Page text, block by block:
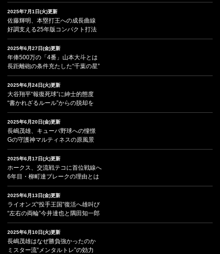
2025年7月1日(火)更新
佐藤輝明、本塁打王への成長曲線
好調支える25年版コンパクト打法
2025年6月27日(金)更新
年俸500万の「4番」山本大斗とは
長距離砲の条件充たした“千葉の星”
2025年6月24日(火)更新
大谷翔平“報復死球”に紳士的態度
“書かれざるルール”からの脱却を
2025年6月20日(金)更新
長嶋茂雄、キューバ野球への憧憬
Gの守護神マルティネスの原風景
2025年6月17日(火)更新
ホークス、交流戦テコに首位戦線へ
6年目・柳町達ブレークの理由とは
2025年6月13日(金)更新
ライオンズ“投手王国”復活へ雄叫び
“左右の両輪”今井達也と隅田知一郎
2025年6月10日(火)更新
長嶋茂雄はなぜ勝負強かったのか
ミスター流“メンタルトレ”の効力